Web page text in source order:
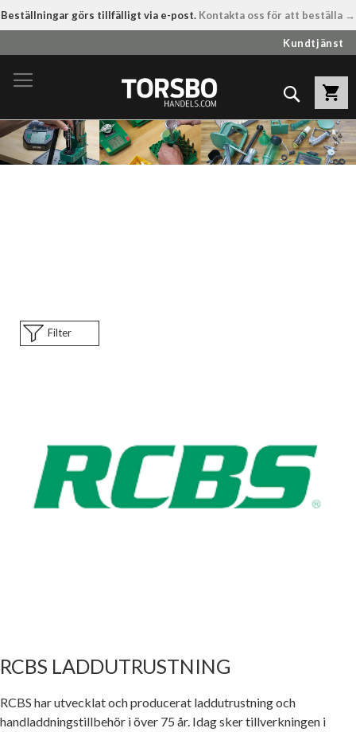
Beställningar görs tillfälligt via e-post. Kontakta oss för att beställa →
till
innehållet
Kundtjänst
Sök
Filter
RCBS LADDUTRUSTNING
RCBS har utvecklat och producerat laddutrustning och
handladdningstillbehör i över 75 år. Idag sker tillverkningen i